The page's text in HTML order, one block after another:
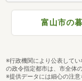
富山市の
※行政機関により公表して
の政令指定都市は、市全体
※提供データには細心の注